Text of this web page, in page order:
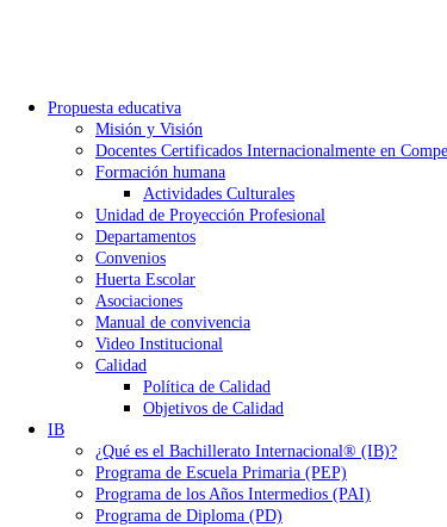
Propuesta educativa
Misión y Visión
Docentes Certificados Internacionalmente en
Formación humana
Actividades Culturales
Unidad de Proyección Profesional
Departamentos
Convenios
Huerta Escolar
Asociaciones
Manual de convivencia
Video Institucional
Calidad
Política de Calidad
Objetivos de Calidad
IB
¿Qué es el Bachillerato Internacional® (IB)?
Programa de Escuela Primaria (PEP)
Programa de los Años Intermedios (PAI)
Programa de Diploma (PD)